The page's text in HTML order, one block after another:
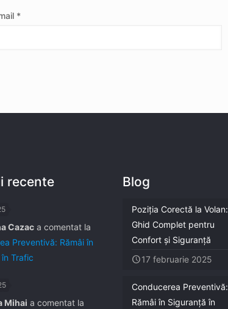
*
recente
Cazac a comentat la
Preventivă: Rămâi în
Trafic
Mihai a comentat la
Blog
Poziția Corectă la Volan:
Ghid Complet pentru
Confort și Siguranță
17 februarie 2025
Conducerea Preventivă:
Rămâi în Siguranță în